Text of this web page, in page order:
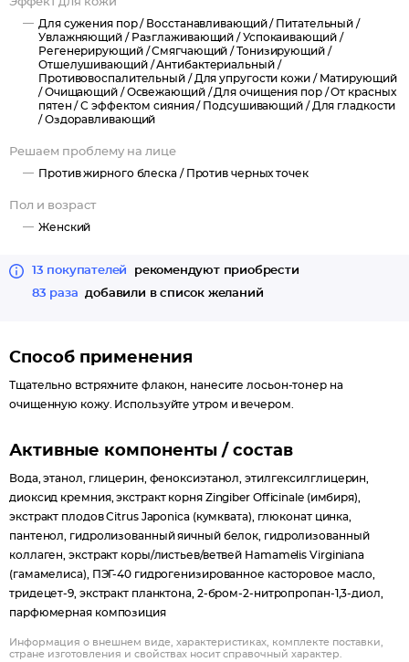
витаминов группы В, минералов, которые повышают
эластичность кожи и стенок пор, благодаря чему
расширенные поры постепенно стягиваются и уменьшаются.
Яичный белок помогает бороться с активной работой сальных
желез и заметно сужает поры, эффективно удаляет кожное
сало из глубины пор, устраняет черные точки и
предотвращает их появление. Способствует удержанию влаги,
создавая в коже "запас" воды, благодаря чему кожа смягчается
и разглаживается, предупреждается появление сухих
Epidermist (уникальный компонент природного
Сужает поры (-11% от общей площади видимых пор)*
Делает кожу более гладкой (-19% шероховатости)*
Снижает рост бактерий, вызванных воспалениями и
покраснениями (-10%)*
Снижает реактивность кожи (-37%)*
Золотистый кумкват – солнечный энергетик – наполняет кожу
витаминами, пробуждая ее энергию и сияние.
Гамамелис обладает антибактериальными и
успокаивающими свойствами, укрепляет стенки сосудов и
капилляров, способствует сужению пор.
стимулирует процессы восстановления.
Для сужения пор / Восстанавливающий / Питательный /
Увлажняющий / Разглаживающий /Успокаивающий /
Регенерирующий /Смягчающий /Тонизирующий /
Отшелушивающий /Антибактериальный /
Противовоспалительный / Для упругости кожи / Матирующий
/Очищающий /Освежающий /Для очищения пор /От красных
пятен /С эффектом сияния / Подсушивающий / Для гладкости
/Оздоравливающий
Решаем проблему на лице
Против жирного блеска / Против черных точек
Пол и возраст
Женский
13 покупателей
рекомендуют приобрести
83 раза
добавили в список желаний
Способ применения
Тщательно встряхните флакон, нанесите лосьон-тонер на
очищенную кожу. Используйте утром и вечером.
Активные компоненты / состав
Вода, этанол, глицерин, феноксиэтанол, этилгексилглицерин,
диоксид кремния, экстракт корня Zingiber Officinale (имбиря),
экстракт плодов Citrus Japonica (кумквата), глюконат цинка,
пантенол, гидролизованный яичный белок, гидролизованный
коллаген, экстракт коры/листьев/ветвей Hamamelis Virginiana
(гамамелиса), ПЭГ-40 гидрогенизированное касторовое масло,
тридецет-9, экстракт планктона, 2-бром-2-нитропропан-1,3-диол,
парфюмерная композиция
Информация о внешнем виде, характеристиках, комплекте поставки,
стране изготовления и свойствах носит справочный характер.